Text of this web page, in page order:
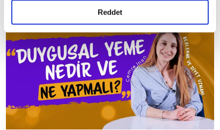
detaylı bilgi almak için lütfentıklayınız.
Reddet